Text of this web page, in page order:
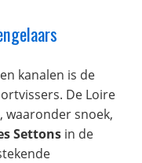
kanalen is de
De Loire
waaronder snoek,
Settons in de